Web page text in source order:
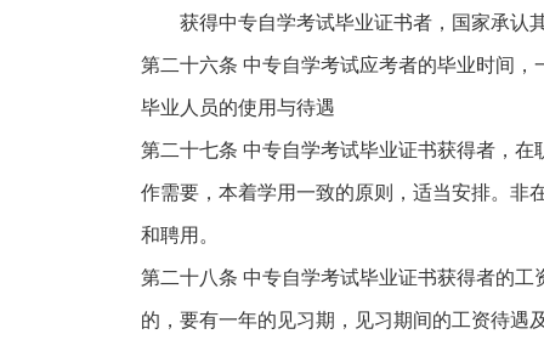
获得中专自学考试毕业证书者，国家承认
第二十六条 中专自学考试应考者的毕业时间，
毕业人员的使用与待遇
第二十七条 中专自学考试毕业证书获得者，
作需要，本着学用一致的原则，适当安排。非
和聘用。
第二十八条 中专自学考试毕业证书获得者的
的，要有一年的见习期，见习期间的工资待遇